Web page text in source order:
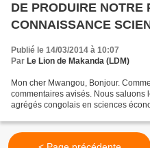
DE PRODUIRE NOTRE
CONNAISSANCE
MERES PRODUISENT
(RELECTURE)
Publié le 14/03/2014 à 10:07
Par Le Lion de Makanda (LDM)
Mon cher Mwangou, Bonjour.
commentaires avisés. Nous saluons
agrégés congolais en sciences